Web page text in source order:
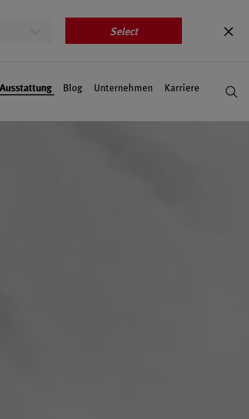
Select
Blog Unternehmen Karriere